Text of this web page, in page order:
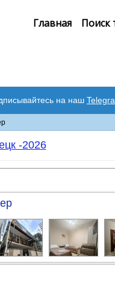
Главная Поиск
на наш
-2026